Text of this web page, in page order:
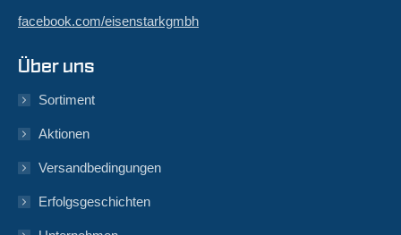
facebook.com/eisenstarkgmbh
Über uns
Sortiment
Aktionen
Versandbedingungen
Erfolgsgeschichten